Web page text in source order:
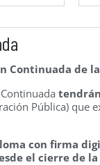
Continuada de
Pública) que
con firma
el cierre de